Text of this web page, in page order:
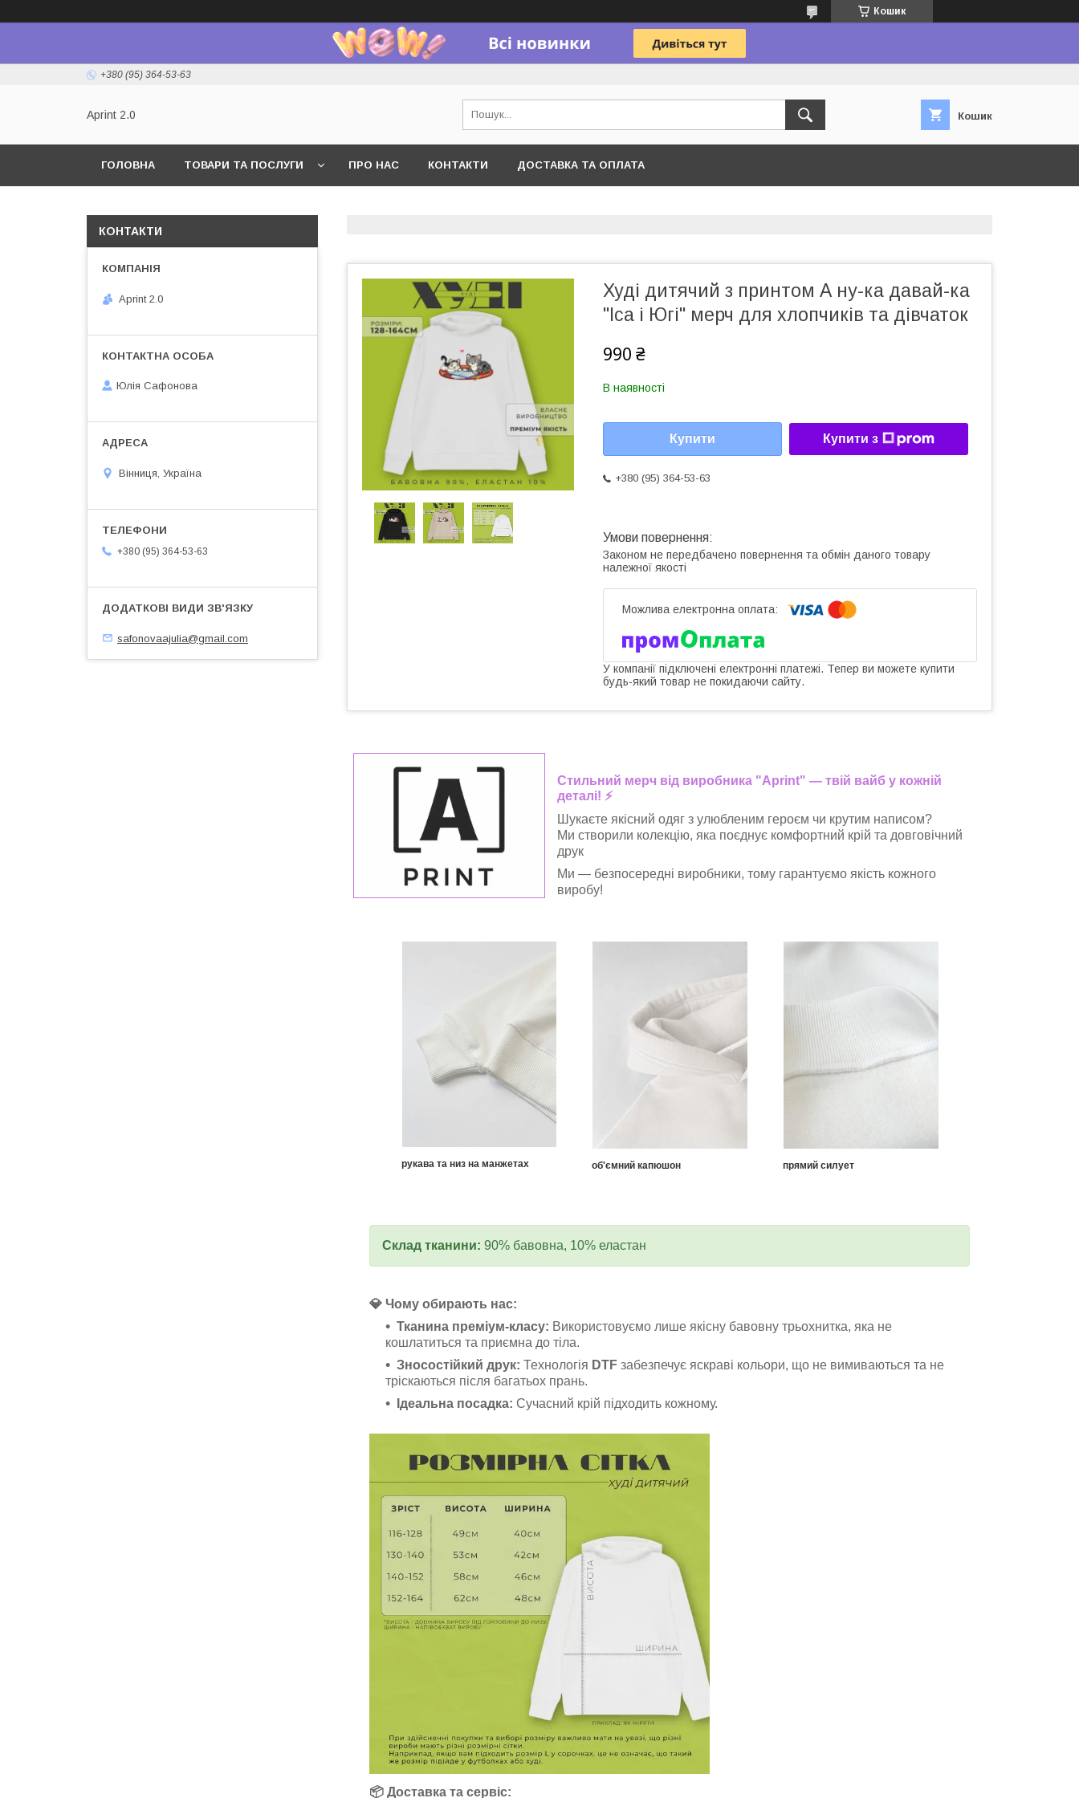
Кошик
+380 (95) 364-53-63
Aprint 2.0 Кошик
ГОЛОВНА ТОВАРИ ТА ПОСЛУГИ ПРО НАС КОНТАКТИ ДОСТАВКА ТА ОПЛАТА
Худі дитячий з принтом А ну-ка давай-ка
"Іса і Югі" мерч для хлопчиків та дівчаток
990 ₴
В наявності
Купити Купити з
+380 (95) 364-53-63
Законом не передбачено повернення та обмін даного товару
належної якості
У компанії підключені електронні платежі. Тепер ви можете купити
будь-який товар не покидаючи сайту.
Стильний мерч від виробника "Aprint" — твій вайб у кожній
деталі! ⚡
Шукаєте якісний одяг з улюбленим героєм чи крутим написом?
Ми створили колекцію, яка поєднує комфортний крій та довговічний
друк
Ми — безпосередні виробники, тому гарантуємо якість кожного
виробу!
рукава та низ на манжетах об'ємний капюшон прямий силует
Склад тканини: 90% бавовна, 10% еластан
💎 Чому обирають нас:
Тканина преміум-класу: Використовуємо лише якісну бавовну трьохнитка, яка не
кошлатиться та приємна до тіла.
Зносостійкий друк: Технологія DTF забезпечує яскраві кольори, що не вимиваються та не
тріскаються після багатьох прань.
Ідеальна посадка: Сучасний крій підходить кожному.
📦 Доставка та сервіс:
КОНТАКТИ
Aprint 2.0
Юлія Сафонова
Вінниця, Україна
+380 (95) 364-53-63
safonovaajulia@gmail.com